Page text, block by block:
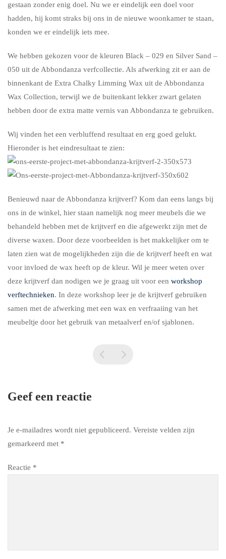
gestaan zonder enig doel. Nu we er eindelijk een doel voor
hadden, hij komt straks bij ons in de nieuwe woonkamer te staan,
konden we er eindelijk iets mee.
We hebben gekozen voor de kleuren Black – 029 en Silver Sand –
050 uit de Abbondanza verfcollectie. Als afwerking zit er aan de
binnenkant de Extra Chalky Limming Wax uit de Abbondanza
Wax Collection, terwijl we de buitenkant lekker zwart gelaten
hebben door de extra matte vernis van Abbondanza te gebruiken.
Wij vinden het een verbluffend resultaat en erg goed gelukt.
Hieronder is het eindresultaat te zien:
Benieuwd naar de Abbondanza krijtverf? Kom dan eens langs bij
ons in de winkel, hier staan namelijk nog meer meubels die we
behandeld hebben met de krijtverf en die afgewerkt zijn met de
diverse waxen. Door deze voorbeelden is het makkelijker om te
laten zien wat de mogelijkheden zijn die de krijtverf heeft en wat
voor invloed de wax heeft op de kleur. Wil je meer weten over
deze krijtverf dan nodigen we je graag uit voor een workshop
verftechnieken. In deze workshop leer je de krijtverf gebruiken
samen met de afwerking met een wax en verfraaiing van het
meubeltje door het gebruik van metaalverf en/of sjablonen.
Geef een reactie
Je e-mailadres wordt niet gepubliceerd. Vereiste velden zijn
gemarkeerd met *
Reactie *